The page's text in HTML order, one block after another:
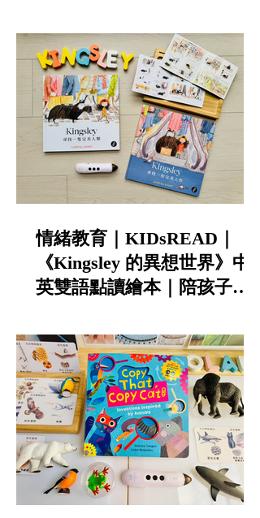
情緒教育｜KIDsREAD｜
《Kingsley 的異想世界》中
英雙語點讀繪本｜陪孩子談